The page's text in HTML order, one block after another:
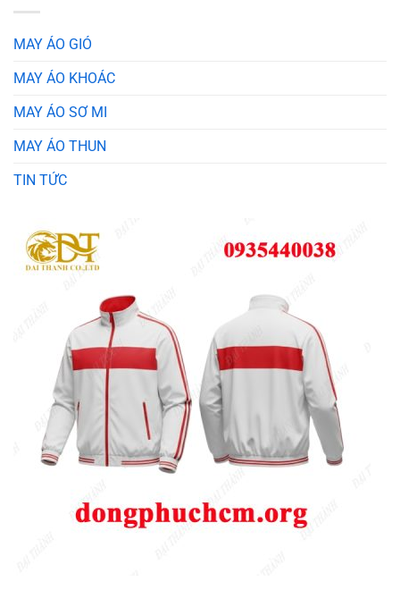
MAY ÁO GIÓ
MAY ÁO KHOÁC
MAY ÁO SƠ MI
MAY ÁO THUN
TIN TỨC